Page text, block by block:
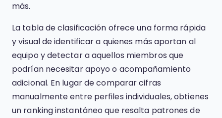
más.
La tabla de clasificación ofrece una forma rápida
y visual de identificar a quienes más aportan al
equipo y detectar a aquellos miembros que
podrían necesitar apoyo o acompañamiento
adicional. En lugar de comparar cifras
manualmente entre perfiles individuales, obtienes
un ranking instantáneo que resalta patrones de